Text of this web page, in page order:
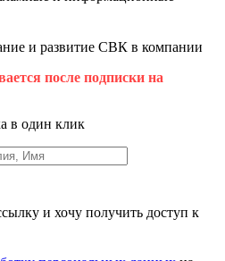
и развитие СВК в компании
после подписки на
в один клик
и хочу получить доступ к